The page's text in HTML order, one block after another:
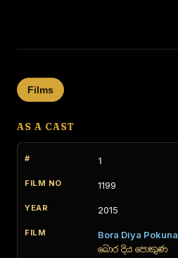
Films
AS A CAST
1
1199
2015
Bora Diya Pokuna
බොර දිය පොකුණ